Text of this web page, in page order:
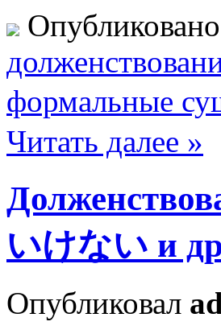
формальные
Читать далее »
いけない и
Опубликовал